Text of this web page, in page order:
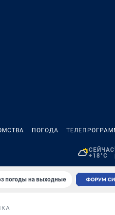
ПОГОДА
СЕЙЧАС
+18°C
погоды на выходные